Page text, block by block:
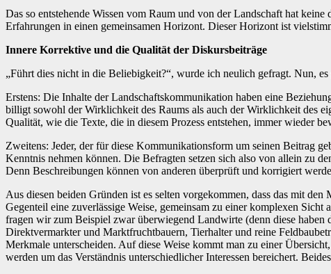
Das so entstehende Wissen vom Raum und von der Landschaft hat
Erfahrungen in einen gemeinsamen Horizont. Dieser Horizont ist
Innere Korrektive und die Qualität der Diskursbeiträge
„Führt dies nicht in die Beliebigkeit?“, wurde ich neulich gefragt. Nun,
Erstens: Die Inhalte der Landschaftskommunikation haben eine
billigt sowohl der Wirklichkeit des Raums als auch der Wirklichkeit des
Qualität, wie die Texte, die in diesem Prozess entstehen, immer wieder
Zweitens: Jeder, der für diese Kommunikationsform um seinen Beitrag
Kenntnis nehmen können. Die Befragten setzen sich also von allein zu
Denn Beschreibungen können von anderen überprüft und korrigiert
Aus diesen beiden Gründen ist es selten vorgekommen, dass das mit
Gegenteil eine zuverlässige Weise, gemeinsam zu einer komplexen
fragen wir zum Beispiel zwar überwiegend Landwirte (denn diese
Direktvermarkter und Marktfruchtbauern, Tierhalter und reine
Merkmale unterscheiden. Auf diese Weise kommt man zu einer
werden um das Verständnis unterschiedlicher Interessen bereichert.